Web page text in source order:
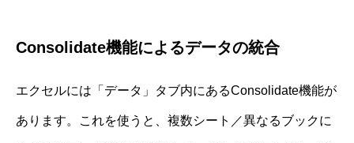
Consolidate機能によるデータの統合
エクセルには「データ」タブ内にあるConsolidate機能が
あります。これを使うと、複数シート／異なるブックに